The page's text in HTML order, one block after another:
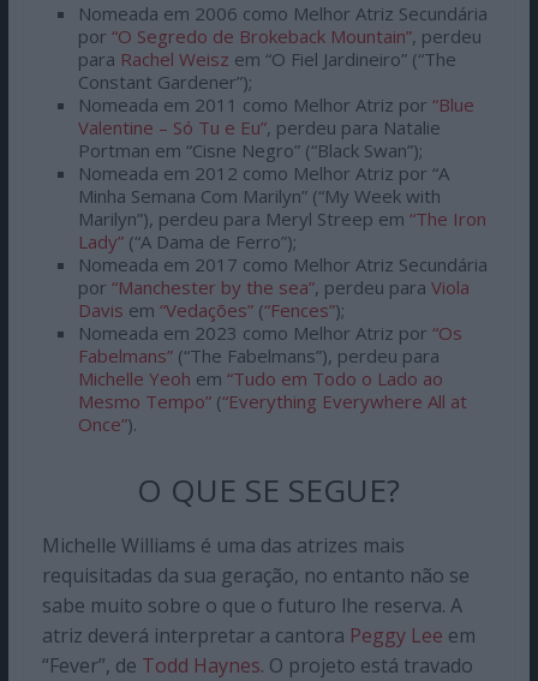
Nomeada em 2006 como Melhor Atriz Secundária
por “O Segredo de Brokeback Mountain”, perdeu
para Rachel Weisz em “O Fiel Jardineiro” (“The
Constant Gardener”);
Nomeada em 2011 como Melhor Atriz por “Blue
Valentine – Só Tu e Eu”, perdeu para Natalie
Portman em “Cisne Negro” (“Black Swan”);
Nomeada em 2012 como Melhor Atriz por “A
Minha Semana Com Marilyn” (“My Week with
Marilyn”), perdeu para Meryl Streep em “The Iron
Lady”(“A Dama de Ferro”);
Nomeada em 2017 como Melhor Atriz Secundária
por “Manchester by the sea”, perdeu para Viola
Davis em “Vedações”(“Fences”);
Nomeada em 2023 como Melhor Atriz por “Os
Fabelmans”(“The Fabelmans”), perdeu para
Michelle Yeoh em “Tudo em Todo o Lado ao
Mesmo Tempo”(“Everything Everywhere All at
Once”).
O QUE SE SEGUE?
Michelle Williams é uma das atrizes mais
requisitadas da sua geração, no entanto não se
sabe muito sobre o que o futuro lhe reserva. A
atriz deverá interpretar a cantora Peggy Lee em
“Fever”, de Todd Haynes. O projeto está travado